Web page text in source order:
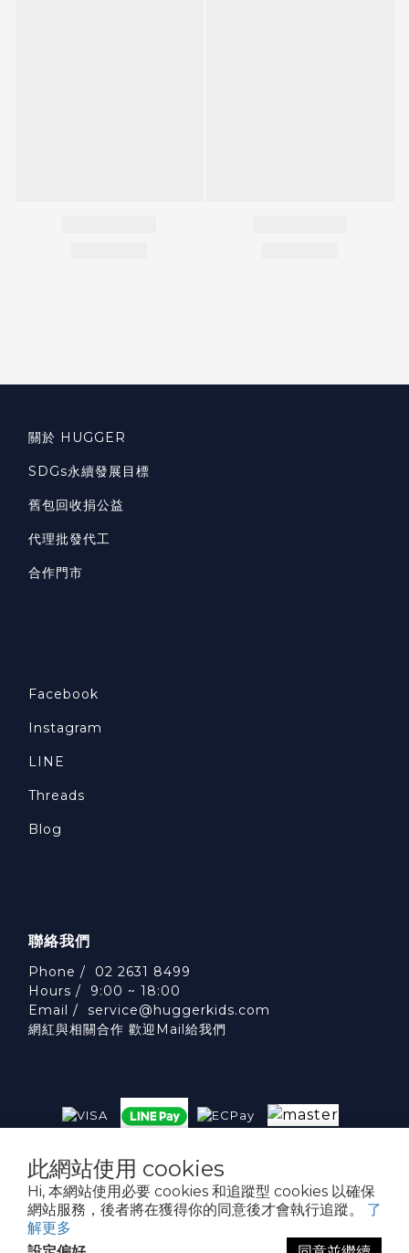
此網站使用 cookies
Hi, 本網站使用必要 cookies 和追蹤型 cookies 以確保
網站服務，後者將在獲得你的同意後才會執行追蹤。 了
解更多
關於 HUGGER
SDGs永續發展目標
舊包回收捐公益
代理批發代工
合作門市
Facebook
Instagram
LINE
Threads
Blog
聯絡我們
Phone / 02 2631 8499
Hours / 9:00 ~ 18:00
Email / service@huggerkids.com
網紅與相關合作 歡迎Mail給我們
威斯邁國際有限公司 統一編號:53563252
台北市內湖區民權東路六段310號5樓